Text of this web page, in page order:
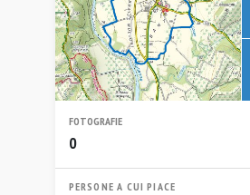
FOTOGRAFIE
0
PERSONE A CUI PIACE